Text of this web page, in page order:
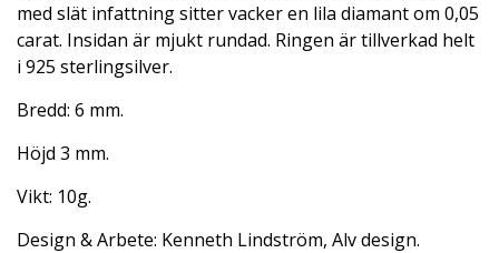
med slät infattning sitter vacker en lila diamant om 0,05
carat. Insidan är mjukt rundad. Ringen är tillverkad helt
i 925 sterlingsilver.
Bredd: 6 mm.
Höjd 3 mm.
Vikt: 10g.
Design & Arbete: Kenneth Lindström, Alv design.